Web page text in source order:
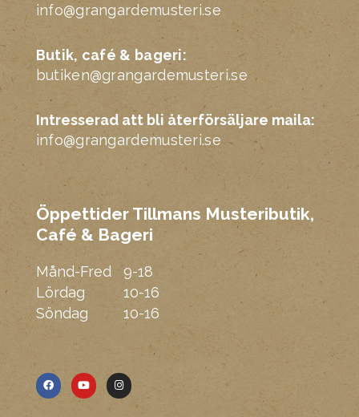
info@grangardemusteri.se
Butik, café & bageri:
butiken@grangardemusteri.se
Intresserad att bli återförsäljare maila:
info@grangardemusteri.se
Öppettider Tillmans Musteributik,
Café & Bageri
Månd-Fred
Lördag
Söndag
9-18
10-16
10-16
b
o
o
k
u
b
e
a
g
r
a